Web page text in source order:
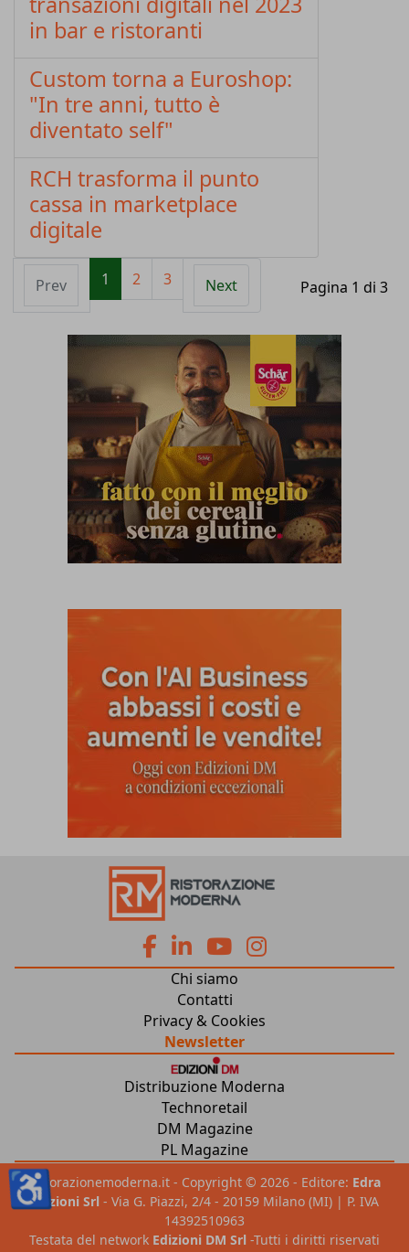
in bar e ristoranti
Custom torna a Euroshop:
"In tre anni, tutto è
diventato self"
RCH trasforma il punto
cassa in marketplace
digitale
Pagina 1 di 3
Prev 1 2 3 Next
fa
fa-
facebook
fa
fa-
linkedin
fab
fa-
youtube
fab
Chi siamo
Contatti
Privacy & Cookies
Newsletter
Distribuzione Moderna
Technoretail
DM Magazine
PL Magazine
ristorazionemoderna.it - Copyright © 2026 - Editore: Edra
Edizioni Srl - Via G. Piazzi, 2/4 - 20159 Milano (MI) | P. IVA
14392510963
Testata del network Edizioni DM Srl -Tutti i diritti riservati